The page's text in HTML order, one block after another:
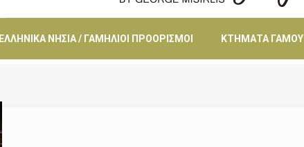
ΕΛΛΗΝΙΚΆ ΝΗΣΙΆ / ΓΑΜΉΛΙΟΙ ΠΡΟΟΡΙΣΜΟΊ ΚΤΉΜΑΤΑ ΓΆΜΟΥ